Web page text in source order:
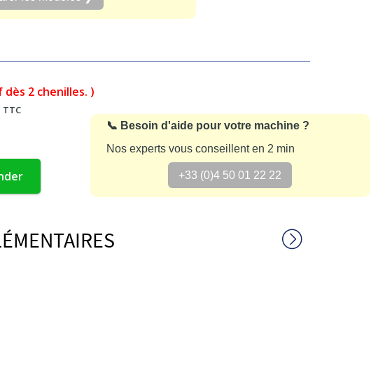
dès 2 chenilles. )
TTC
📞 Besoin d'aide pour votre machine ?
Nos experts vous conseillent en 2 min
+33 (0)4 50 01 22 22